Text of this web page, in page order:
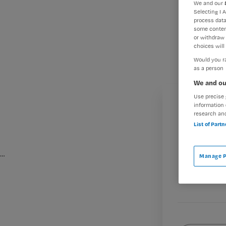
Wat
…
We and our
Selecting I
process
some
or withdraw
choices will
Would you
as a person
We and
Use
information
research
List of
Manage